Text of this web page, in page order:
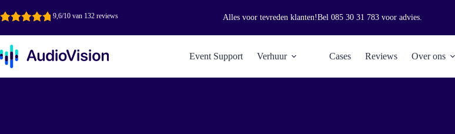
naar
inhoud
9,6/10 van 132 reviews Alles voor tevreden klanten!Bel 085 30 31 783voor advies.
Event Support Verhuur Cases Reviews Over ons